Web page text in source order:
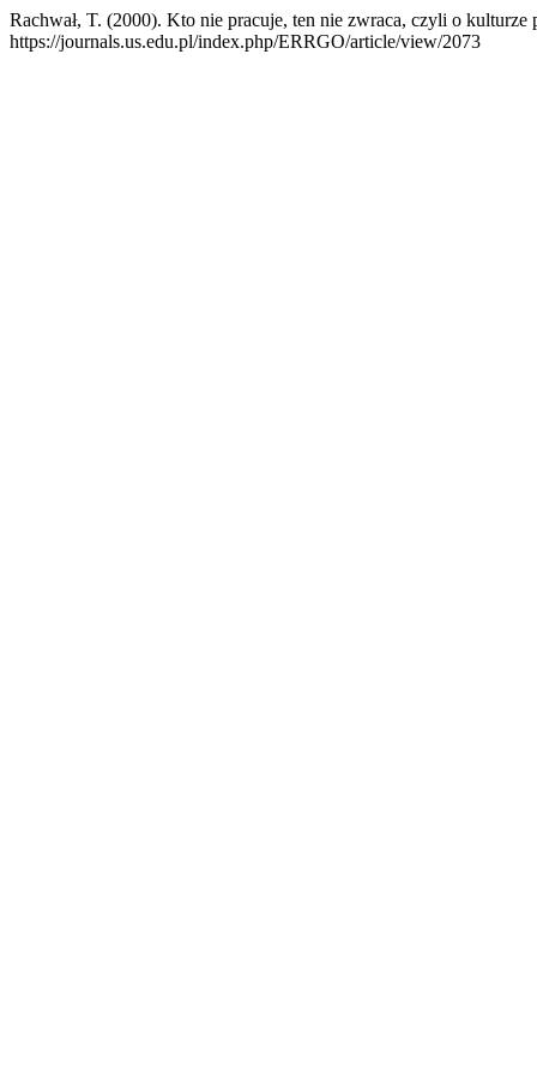
Rachwał, T. (2000). Kto nie pracuje, ten nie zwraca, czyli o kulturze
https://journals.us.edu.pl/index.php/ERRGO/article/view/2073